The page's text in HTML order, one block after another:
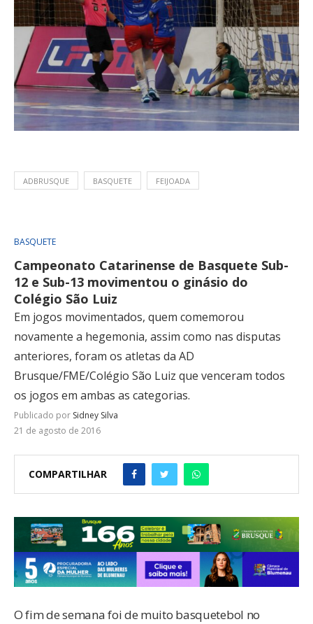
ADBRUSQUE BASQUETE FEIJOADA
BASQUETE
Campeonato Catarinense de Basquete Sub-
12 e Sub-13 movimentou o ginásio do
Colégio São Luiz
Em jogos movimentados, quem comemorou
novamente a hegemonia, assim como nas disputas
anteriores, foram os atletas da AD
Brusque/FME/Colégio São Luiz que venceram todos
os jogos em ambas as categorias.
Publicado por Sidney Silva
21 de agosto de 2016
COMPARTILHAR
O fim de semana foi de muito basquetebol no